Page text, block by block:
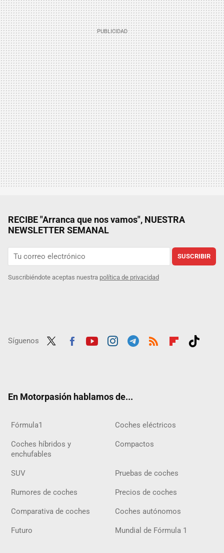
RECIBE "Arranca que nos vamos", NUESTRA
NEWSLETTER SEMANAL
SUSCRIBIR
Suscribiéndote aceptas nuestra política de privacidad
Síguenos
En Motorpasión hablamos de...
Fórmula1 Coches eléctricos
Coches híbridos y
enchufables
Compactos
SUV Pruebas de coches
Rumores de coches Precios de coches
Comparativa de coches Coches autónomos
Futuro Mundial de Fórmula 1